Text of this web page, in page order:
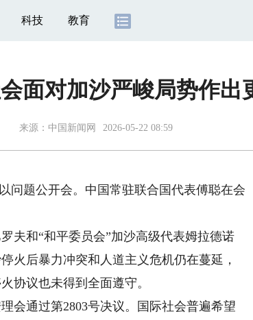
科技 教育
面对加沙严峻局势作出
来源： 中国新闻网 2026-05-22 08:59
问题公开会。中国常驻联合国代表傅聪在会
和“和平委员会”加沙高级代表姆拉德诺
火后暴力冲突和人道主义危机仍在蔓延，
协议也未得到全面遵守。
通过第2803号决议。国际社会普遍希望